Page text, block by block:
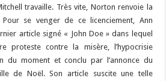
travaille. Très vite, Norton renvoie la
se venger de ce licenciement, Ann
article signé « John Doe » dans lequel
proteste contre la misère, l’hypocrisie
du moment et conclu par l’annonce du
de Noël. Son article suscite une telle